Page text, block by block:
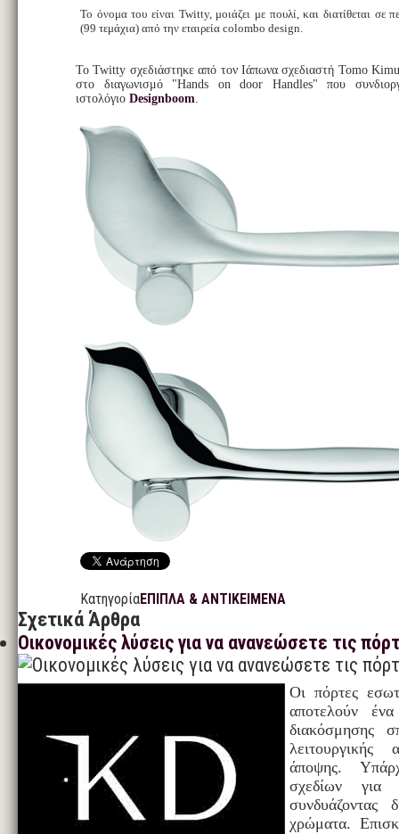
Το όνομα του είναι Twitty, μοιάζει με πουλί, και διατίθεται σε
(99 τεμάχια) από την εταιρεία colombo design.
Το Twitty σχεδιάστηκε από τον Ιάπωνα σχεδιαστή Tomo
στο διαγωνισμό "Hands on door Handles" που
ιστολόγιο Designboom.
ΚατηγορίαΕΠΙΠΛΑ & ΑΝΤΙΚΕΙΜΕΝΑ
Σχετικά Άρθρα
Οικονομικές λύσεις για να ανανεώσετε τις
Οι πόρτες
αποτελούν
διακόσμησης
λειτουργικής
άποψης.
σχεδίων για
συνδυάζοντας
χρώματα.